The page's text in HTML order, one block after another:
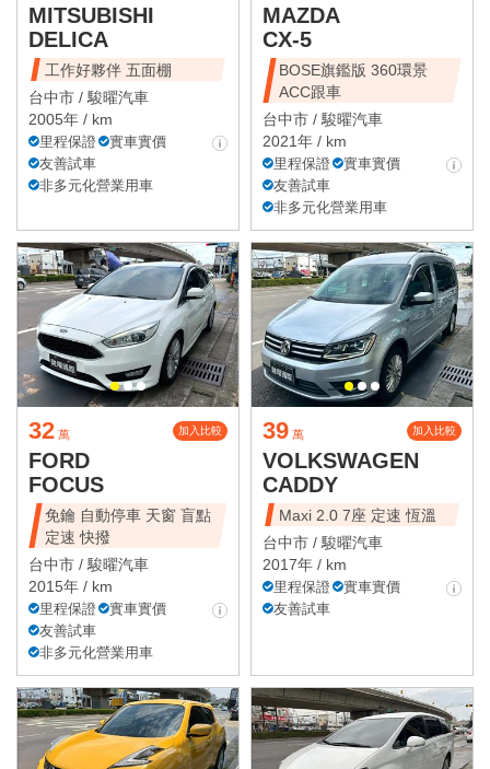
MITSUBISHI
DELICA
工作好夥伴 五面棚
台中市 / 駿曜汽車
2005年 / km
里程保證
實車實價
友善試車
非多元化營業用車
MAZDA
CX-5
BOSE旗鑑版 360環景
ACC跟車
台中市 / 駿曜汽車
2021年 / km
里程保證
實車實價
友善試車
非多元化營業用車
32 萬 加入比較
FORD
FOCUS
免鑰 自動停車 天窗 盲點
定速 快撥
台中市 / 駿曜汽車
2015年 / km
里程保證
實車實價
友善試車
非多元化營業用車
39 萬 加入比較
VOLKSWAGEN
CADDY
Maxi 2.0 7座 定速 恆溫
台中市 / 駿曜汽車
2017年 / km
里程保證
實車實價
友善試車